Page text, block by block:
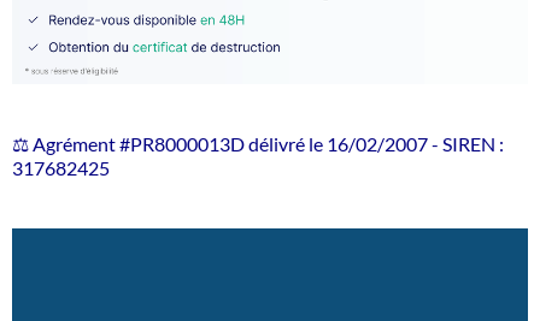
⚖️ Agrément #PR8000013D délivré le 16/02/2007 - SIREN :
317682425